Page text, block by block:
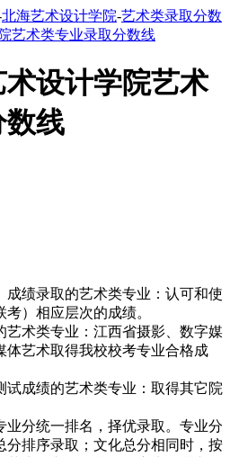
北海艺术设计学院-艺术类录取分数
艺术类专业录取分数线
术设计学院艺术
数线
成绩录取的艺术类专业：认可和使
）相应层次的成绩。
艺术类专业：江西省摄影、数字媒
体艺术取得我校校考专业合格成
试成绩的艺术类专业：取得其它院
业分统一排名，择优录取。专业分
分排序录取；文化总分相同时，按